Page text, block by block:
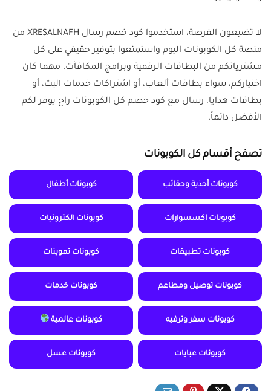
لا تضيعون الفرصة، استخدموا كود خصم رسال XRESALNAFH من
منصة كل الكوبونات اليوم واستمتعوا بتوفير حقيقي على كل
مشترياتكم من البطاقات الرقمية وبرامج المكافآت. مهما كان
اختياركم، سواء بطاقات ألعاب، أو اشتراكات خدمات البث، أو
بطاقات هدايا، رسال مع كود خصم كل الكوبونات راح يوفر لكم
الأفضل دائماً.
تصفح أقسام كل الكوبونات
كوبونات أحذية وحقائب كوبونات أطفال
كوبونات اكسسوارات كوبونات الكترونيات
كوبونات تطبيقات كوبونات تموينات
كوبونات توصيل ومطاعم كوبونات خدمات
كوبونات سفر وترفيه كوبونات عالمية
كوبونات عبايات كوبونات عسل